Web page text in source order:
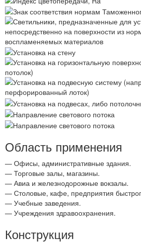
Область применения
— Офисы, административные здания.
— Торговые залы, магазины.
— Авиа и железнодорожные вокзалы.
— Столовые, кафе, предприятия
— Учебные заведения.
— Учреждения здравоохранения.
Конструкция